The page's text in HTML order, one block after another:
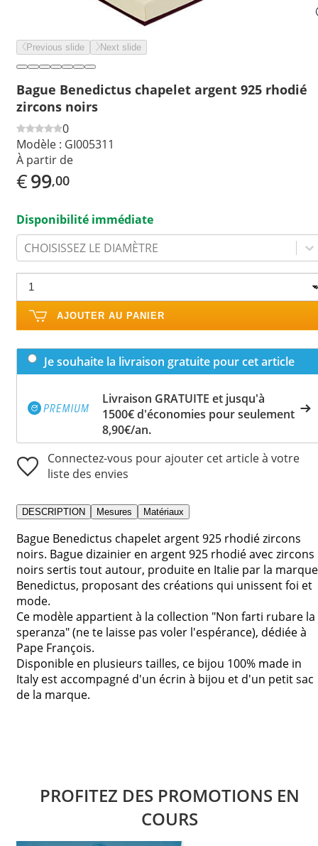
Previous slide Next slide
Bague Benedictus chapelet argent 925 rhodié
zircons noirs
0
Modèle : GI005311
À partir de
€99,00
Disponibilité immédiate
CHOISISSEZ LE DIAMÈTRE
AJOUTER AU PANIER
Je souhaite la livraison gratuite pour cet article
Livraison GRATUITE et jusqu'à
1500€ d'économies pour seulement
8,90€/an.
Connectez-vous pour ajouter cet article à votre
liste des envies
DESCRIPTION Mesures Matériaux
Bague Benedictus chapelet argent 925 rhodié zircons
noirs. Bague dizainier en argent 925 rhodié avec zircons
noirs sertis tout autour, produite en Italie par la marque
Benedictus, proposant des créations qui unissent foi et
mode.
Ce modèle appartient à la collection "Non farti rubare la
speranza" (ne te laisse pas voler l'espérance), dédiée à
Pape François.
Disponible en plusieurs tailles, ce bijou 100% made in
Italy est accompagné d'un écrin à bijou et d'un petit sac
de la marque.
PROFITEZ DES PROMOTIONS EN
COURS